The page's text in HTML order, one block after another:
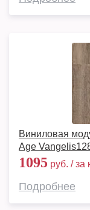
Виниловая
Age
1095 руб. / за
Подробнее